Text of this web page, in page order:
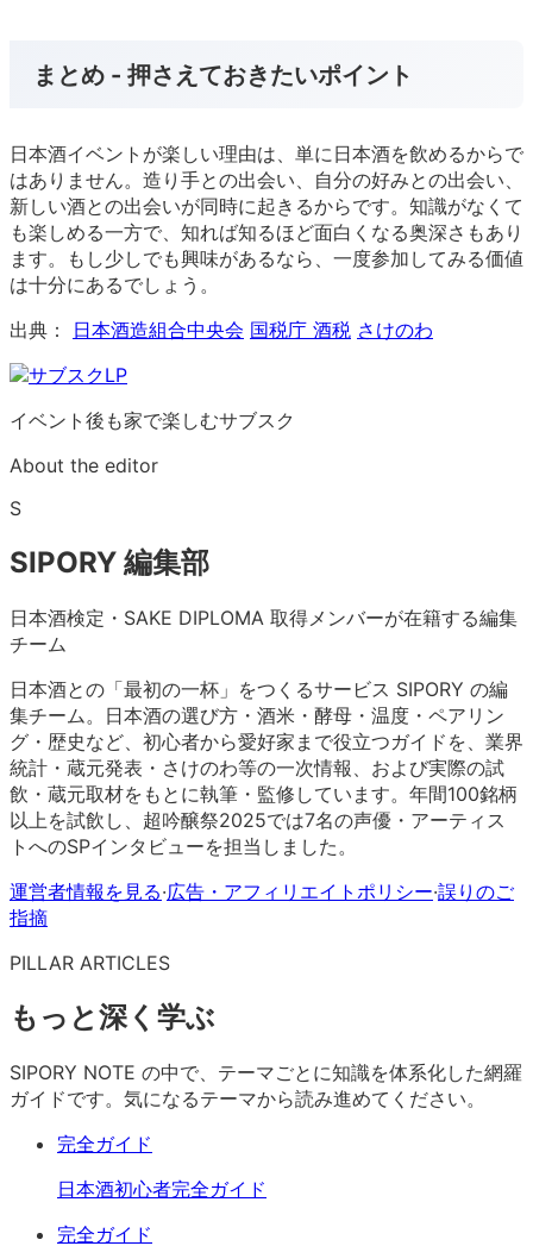
まとめ - 押さえておきたいポイント
日本酒イベントが楽しい理由は、単に日本酒を飲めるからで
はありません。造り手との出会い、自分の好みとの出会い、
新しい酒との出会いが同時に起きるからです。知識がなくて
も楽しめる一方で、知れば知るほど面白くなる奥深さもあり
ます。もし少しでも興味があるなら、一度参加してみる価値
は十分にあるでしょう。
出典： 日本酒造組合中央会 国税庁 酒税 さけのわ
イベント後も家で楽しむサブスク
About the editor
S
SIPORY 編集部
日本酒検定・SAKE DIPLOMA 取得メンバーが在籍する編集
チーム
日本酒との「最初の一杯」をつくるサービス SIPORY の編
集チーム。日本酒の選び方・酒米・酵母・温度・ペアリン
グ・歴史など、初心者から愛好家まで役立つガイドを、業界
統計・蔵元発表・さけのわ等の一次情報、および実際の試
飲・蔵元取材をもとに執筆・監修しています。年間100銘柄
以上を試飲し、超吟醸祭2025では7名の声優・アーティス
トへのSPインタビューを担当しました。
運営者情報を見る·広告・アフィリエイトポリシー·誤りのご
指摘
PILLAR ARTICLES
もっと深く学ぶ
SIPORY NOTE の中で、テーマごとに知識を体系化した網羅
ガイドです。気になるテーマから読み進めてください。
完全ガイド
日本酒初心者完全ガイド
完全ガイド